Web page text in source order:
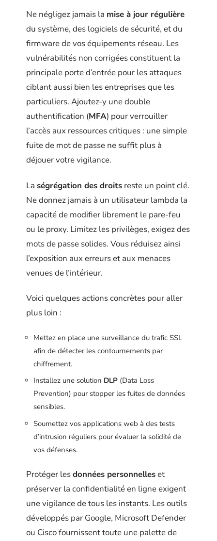
Ne négligez jamais la mise à jour régulière
du système, des logiciels de sécurité, et du
firmware de vos équipements réseau. Les
vulnérabilités non corrigées constituent la
principale porte d’entrée pour les attaques
ciblant aussi bien les entreprises que les
particuliers. Ajoutez-y une double
authentification (MFA) pour verrouiller
l’accès aux ressources critiques : une simple
fuite de mot de passe ne suffit plus à
déjouer votre vigilance.
La ségrégation des droits reste un point clé.
Ne donnez jamais à un utilisateur lambda la
capacité de modifier librement le pare-feu
ou le proxy. Limitez les privilèges, exigez des
mots de passe solides. Vous réduisez ainsi
l’exposition aux erreurs et aux menaces
venues de l’intérieur.
Voici quelques actions concrètes pour aller
plus loin :
Mettez en place une surveillance du trafic SSL
afin de détecter les contournements par
chiffrement.
Installez une solution DLP (Data Loss
Prevention) pour stopper les fuites de données
sensibles.
Soumettez vos applications web à des tests
d’intrusion réguliers pour évaluer la solidité de
vos défenses.
Protéger lesdonnées personnelleset
préserver la confidentialité en ligne exigent
une vigilance de tous les instants. Les outils
développés par Google, Microsoft Defender
ou Cisco fournissent toute une palette de